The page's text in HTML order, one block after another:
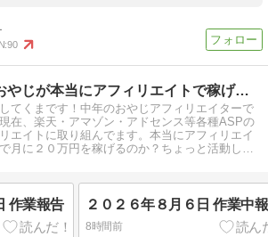
90
中年おやじが本当にアフィリエイトで稼げる？実験証明ブログ
てくまです！中年のおやじアフィリエイターで
在、楽天・アマゾン・アドセンス等各種ASPの
エイトに取り組んでます。本当にアフィリエイ
月に２０万円を稼げるのか？ちょっと活動して
作業報告 ２０２６年８月６日 作業中
8時間前